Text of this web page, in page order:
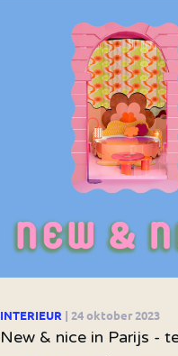
OP DE
INTERIEUR | 24 oktober 2023
New & nice in Parijs -